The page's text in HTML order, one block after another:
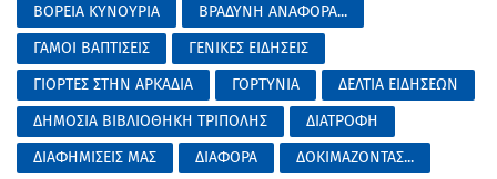
ΒΟΡΕΙΑ ΚΥΝΟΥΡΙΑ
ΒΡΑΔΥΝΗ ΑΝΑΦΟΡΑ...
ΓΑΜΟΙ ΒΑΠΤΙΣΕΙΣ
ΓΕΝΙΚΕΣ ΕΙΔΗΣΕΙΣ
ΓΙΟΡΤΕΣ ΣΤΗΝ ΑΡΚΑΔΙΑ
ΓΟΡΤΥΝΙΑ
ΔΕΛΤΙΑ ΕΙΔΗΣΕΩΝ
ΔΗΜΟΣΙΑ ΒΙΒΛΙΟΘΗΚΗ ΤΡΙΠΟΛΗΣ
ΔΙΑΤΡΟΦΗ
ΔΙΑΦΗΜΙΣΕΙΣ ΜΑΣ
ΔΙΑΦΟΡΑ
ΔΟΚΙΜΑΖΟΝΤΑΣ...